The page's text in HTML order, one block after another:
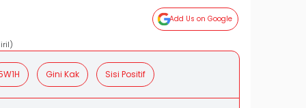
Add Us on Google
Gini Kak Sisi Positif